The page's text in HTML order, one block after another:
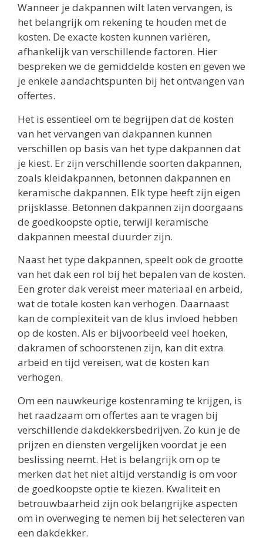
Wanneer je dakpannen wilt laten vervangen, is
het belangrijk om rekening te houden met de
kosten. De exacte kosten kunnen variëren,
afhankelijk van verschillende factoren. Hier
bespreken we de gemiddelde kosten en geven we
je enkele aandachtspunten bij het ontvangen van
offertes.
Het is essentieel om te begrijpen dat de kosten
van het vervangen van dakpannen kunnen
verschillen op basis van het type dakpannen dat
je kiest. Er zijn verschillende soorten dakpannen,
zoals kleidakpannen, betonnen dakpannen en
keramische dakpannen. Elk type heeft zijn eigen
prijsklasse. Betonnen dakpannen zijn doorgaans
de goedkoopste optie, terwijl keramische
dakpannen meestal duurder zijn.
Naast het type dakpannen, speelt ook de grootte
van het dak een rol bij het bepalen van de kosten.
Een groter dak vereist meer materiaal en arbeid,
wat de totale kosten kan verhogen. Daarnaast
kan de complexiteit van de klus invloed hebben
op de kosten. Als er bijvoorbeeld veel hoeken,
dakramen of schoorstenen zijn, kan dit extra
arbeid en tijd vereisen, wat de kosten kan
verhogen.
Om een nauwkeurige kostenraming te krijgen, is
het raadzaam om offertes aan te vragen bij
verschillende dakdekkersbedrijven. Zo kun je de
prijzen en diensten vergelijken voordat je een
beslissing neemt. Het is belangrijk om op te
merken dat het niet altijd verstandig is om voor
de goedkoopste optie te kiezen. Kwaliteit en
betrouwbaarheid zijn ook belangrijke aspecten
om in overweging te nemen bij het selecteren van
een dakdekker.